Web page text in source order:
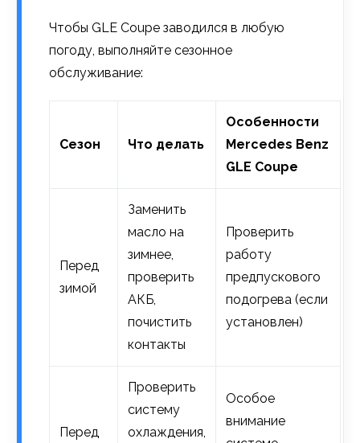
Чтобы GLE Coupe заводился в любую
погоду, выполняйте сезонное
обслуживание:
Сезон Что делать
Особенности
Mercedes Benz
GLE Coupe
Перед
зимой
Заменить
масло на
зимнее,
проверить
АКБ,
почистить
контакты
Проверить
работу
предпускового
подогрева (если
установлен)
Перед
Проверить
систему
охлаждения,
Особое
внимание